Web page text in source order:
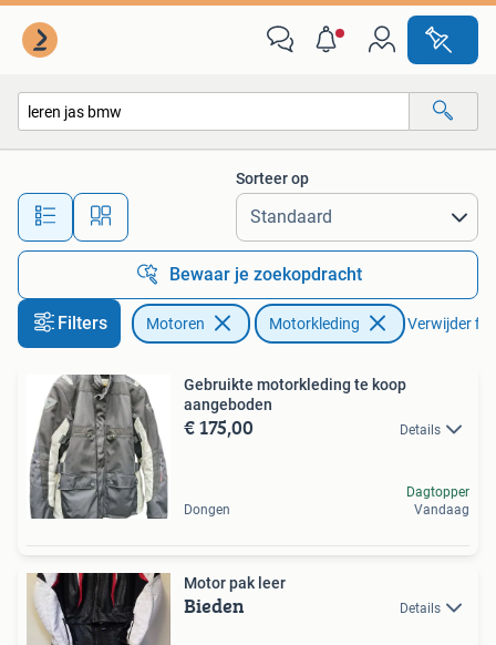
Alle afstanden…
Sorteer op
Bewaar je zoekopdracht
Filters Motoren Motorkleding Verwijder
Gebruikte motorkleding te koop
aangeboden
€ 175,00 Details
Dongen
Dagtopper
Vandaag
Motor pak leer
Bieden Details